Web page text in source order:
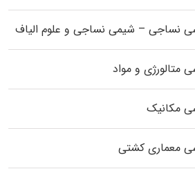
نساجی – شیمی نساجی و علوم الیاف
متالورژی و مواد
مکانیک
معماری کشتی